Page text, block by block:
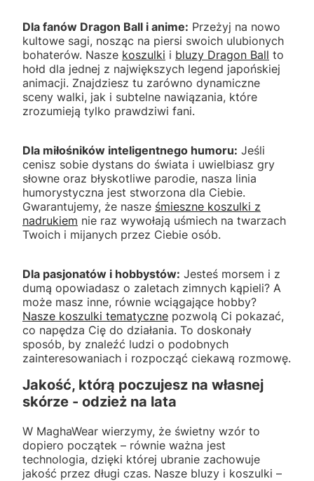
Dla fanów Dragon Ball i anime: Przeżyj na nowo
kultowe sagi, nosząc na piersi swoich ulubionych
bohaterów. Nasze koszulki i bluzy Dragon Ball to
hołd dla jednej z największych legend japońskiej
animacji. Znajdziesz tu zarówno dynamiczne
sceny walki, jak i subtelne nawiązania, które
zrozumieją tylko prawdziwi fani.
Dla miłośników inteligentnego humoru: Jeśli
cenisz sobie dystans do świata i uwielbiasz gry
słowne oraz błyskotliwe parodie, nasza linia
humorystyczna jest stworzona dla Ciebie.
Gwarantujemy, że nasze śmieszne koszulki z
nadrukiem nie raz wywołają uśmiech na twarzach
Twoich i mijanych przez Ciebie osób.
Dla pasjonatów i hobbystów: Jesteś morsem i z
dumą opowiadasz o zaletach zimnych kąpieli? A
może masz inne, równie wciągające hobby?
Nasze koszulki tematyczne pozwolą Ci pokazać,
co napędza Cię do działania. To doskonały
sposób, by znaleźć ludzi o podobnych
zainteresowaniach i rozpocząć ciekawą rozmowę.
Jakość, którą poczujesz na własnej
skórze - odzież na lata
W MaghaWear wierzymy, że świetny wzór to
dopiero początek – równie ważna jest
technologia, dzięki której ubranie zachowuje
jakość przez długi czas. Nasze bluzy i koszulki –